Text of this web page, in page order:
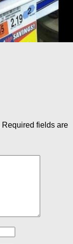
Required fields are